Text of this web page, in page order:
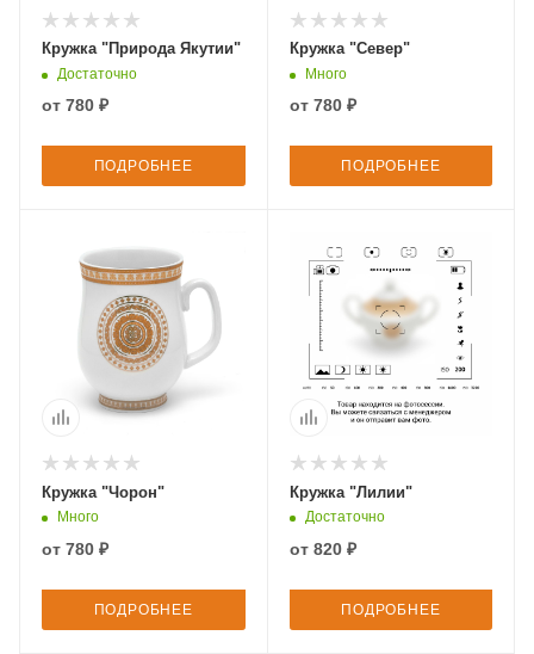
Кружка "Природа Якутии"
Достаточно
от 780 ₽
ПОДРОБНЕЕ
Кружка "Север"
Много
от 780 ₽
ПОДРОБНЕЕ
Кружка "Чорон"
Много
от 780 ₽
ПОДРОБНЕЕ
Кружка "Лилии"
Достаточно
от 820 ₽
ПОДРОБНЕЕ